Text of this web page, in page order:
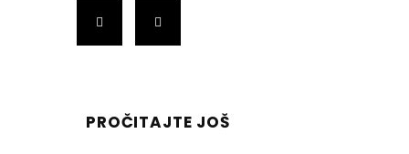
PROČITAJTE JOŠ